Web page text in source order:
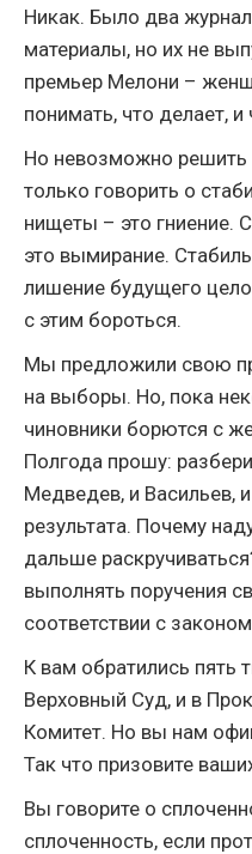
Никак. Было два
материалы, но их не
премьер Мелони –
понимать, что делает, и
Но невозможно решить
только говорить о
нищеты – это гниение.
это вымирание.
лишение будущего
с этим бороться.
Мы предложили свою
на выборы. Но, пока
чиновники борются с
Полгода прошу:
Медведев, и Васильев,
результата. Почему
дальше
выполнять поручения
соответствии с
К вам обратились пять
Верховный Суд, и в
Комитет. Но вы нам
Так что призовите
Вы говорите о
сплоченность, если